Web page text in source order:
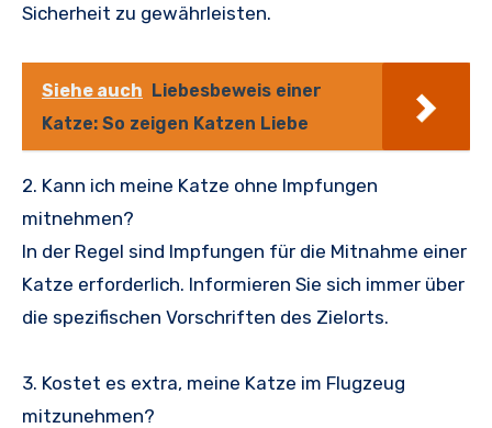
Sicherheit zu gewährleisten.
Siehe auch Liebesbeweis einer
Katze: So zeigen Katzen Liebe
2. Kann ich meine Katze ohne Impfungen
mitnehmen?
In der Regel sind Impfungen für die Mitnahme einer
Katze erforderlich. Informieren Sie sich immer über
die spezifischen Vorschriften des Zielorts.
3. Kostet es extra, meine Katze im Flugzeug
mitzunehmen?